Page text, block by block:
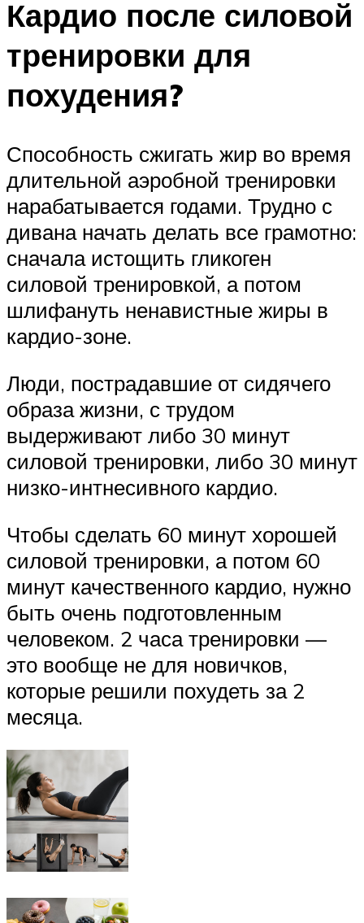
Кардио после силовой
тренировки для
похудения?
Способность сжигать жир во время
длительной аэробной тренировки
нарабатывается годами. Трудно с
дивана начать делать все грамотно:
сначала истощить гликоген
силовой тренировкой, а потом
шлифануть ненавистные жиры в
кардио-зоне.
Люди, пострадавшие от сидячего
образа жизни, с трудом
выдерживают либо 30 минут
силовой тренировки, либо 30 минут
низко-интнесивного кардио.
Чтобы сделать 60 минут хорошей
силовой тренировки, а потом 60
минут качественного кардио, нужно
быть очень подготовленным
человеком. 2 часа тренировки —
это вообще не для новичков,
которые решили похудеть за 2
месяца.